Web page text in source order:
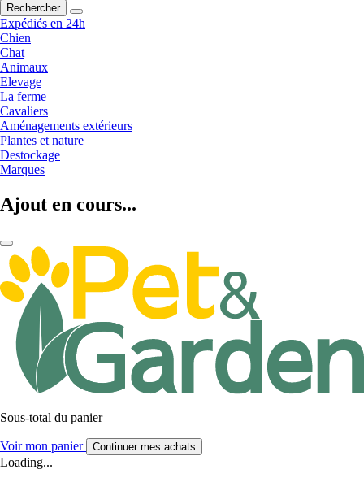
Rechercher
Expédiés en 24h
Chien
Chat
Animaux
Elevage
La ferme
Cavaliers
Aménagements extérieurs
Plantes et nature
Destockage
Marques
Ajout en cours...
Sous-total du panier
Voir mon panier Continuer mes achats
Loading...